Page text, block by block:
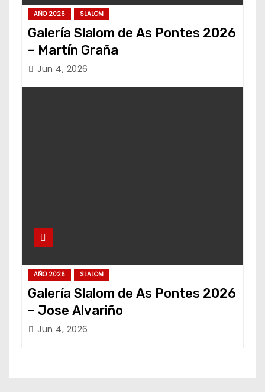
AÑO 2026 SLALOM
Galería Slalom de As Pontes 2026
– Martín Graña
Jun 4, 2026
AÑO 2026 SLALOM
Galería Slalom de As Pontes 2026
– Jose Alvariño
Jun 4, 2026